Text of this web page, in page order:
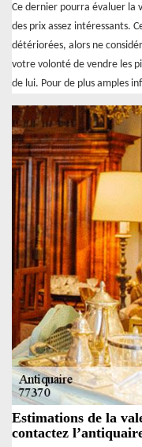
Ce dernier pourra évaluer la
des prix assez intéressants.
détériorées, alors ne
votre volonté de vendre les
de lui. Pour de plus amples
Estimations de la
contactez